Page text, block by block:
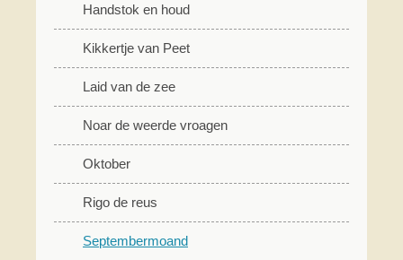
Handstok en houd
Kikkertje van Peet
Laid van de zee
Noar de weerde vroagen
Oktober
Rigo de reus
Septembermoand